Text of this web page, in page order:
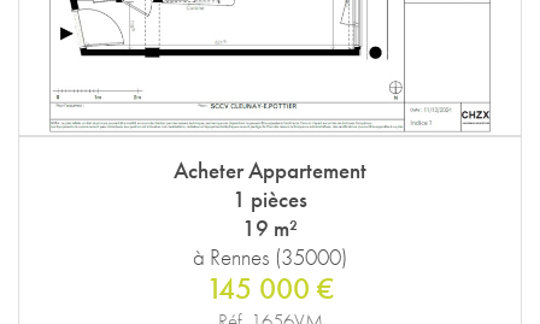
Acheter Appartement
1 pièces
19 m²
à Rennes (35000)
145 000 €